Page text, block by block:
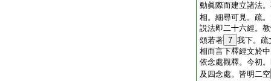
動眞際而建立諸法
相。細尋可見。疏
説法即二十六經。
頌若著 7 我下。疏
相而言下釋經文於
依念處觀釋。今初
及四念處。皆明二空